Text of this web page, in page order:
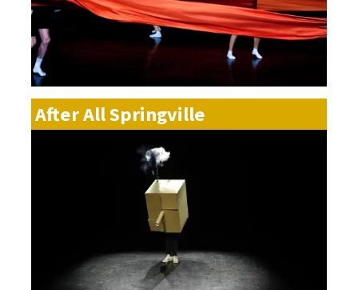
After All Springville